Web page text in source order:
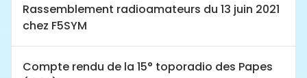
Rassemblement radioamateurs du 13 juin 2021
chez F5SYM
Compte rendu de la 15° toporadio des Papes